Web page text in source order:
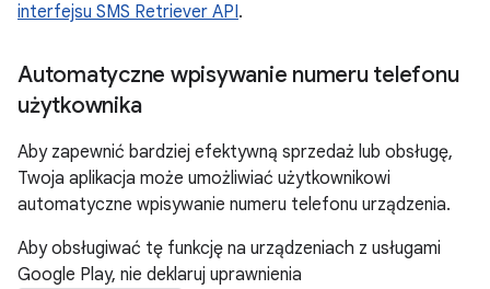
interfejsu SMS Retriever API.
Automatyczne wpisywanie numeru telefonu
użytkownika
Aby zapewnić bardziej efektywną sprzedaż lub obsługę,
Twoja aplikacja może umożliwiać użytkownikowi
automatyczne wpisywanie numeru telefonu urządzenia.
Aby obsługiwać tę funkcję na urządzeniach z usługami
Google Play, nie deklaruj uprawnienia